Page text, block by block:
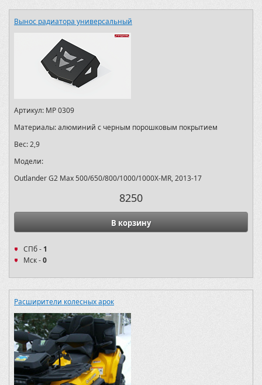
Вынос радиатора универсальный
Артикул: MP 0309
Материалы:алюминий с черным порошковым покрытием
Вес:2,9
Модели:
Outlander G2 Max 500/650/800/1000/1000X-MR, 2013-17
8250
В корзину
СПб - 1
Мск -0
Расширители колесных арок